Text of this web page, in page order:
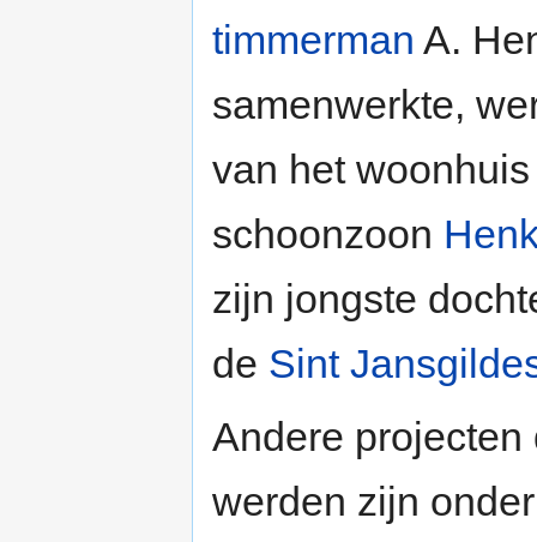
timmerman A.
samenwerkte,
van het
schoonzoon
zijn jongste
de Sint
Andere
werden zijn